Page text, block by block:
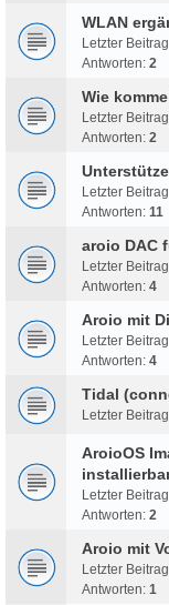
WLAN
Letzter
Antworten: 2
Wie
Letzter
Antworten: 2
Letzter
Antworten: 11
aroio DAC
Letzter
Antworten: 4
Aroio mit
Letzter
Antworten: 4
Tidal
Letzter
AroioOS
Letzter
Antworten: 2
Aroio mit
Letzter
Antworten: 1